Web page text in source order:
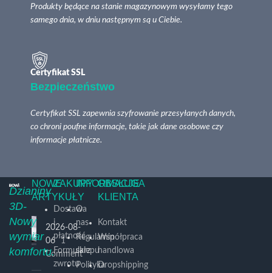
Produkty będące na stanie magazynowym wysyłamy tego
samego dnia, w dniu następnym są u Ciebie.
Certyfikat SSL
Bezpieczeństwo
Certyfikat SSL zapewnia szyfrowanie przesyłanych danych,
co chroni poufne informacje, takie jak dane osobowe czy
informacje płatnicze.
Dzianiny
3D-
Nowy
wymiar
komfortu.
NOWE
ARTYKUŁY
2026-08-
06
1
Comment
ZAKUPY
Dostawa
i
płatność
Formularz
zwrotu
INFORMACJE
O
nas
Regulamin
sklepu
Polityka
OBSŁUGA
KLIENTA
Kontakt
Współpraca
handlowa
Dropshipping